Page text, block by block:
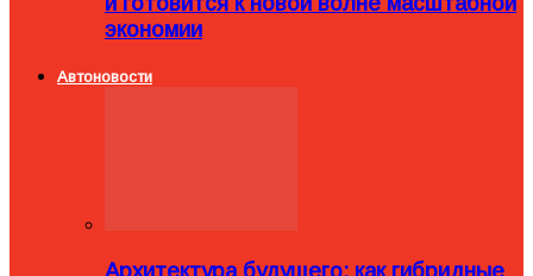
экономии
Автоновости
Архитектура будущего: как гибридные